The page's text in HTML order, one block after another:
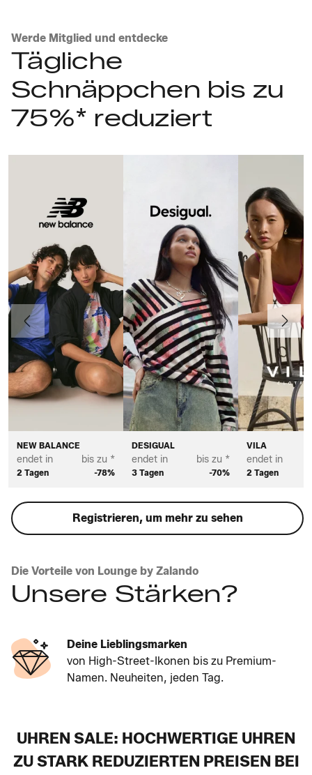
Werde Mitglied und entdecke
Tägliche
Schnäppchen bis zu
75%* reduziert
NEW BALANCE
endet in
2 Tagen
bis zu *
-78%
DESIGUAL
endet in
3 Tagen
bis zu *
-70%
VILA
endet in
2 Tagen
Vorherige Weiter
Registrieren, um mehr zu sehen
Die Vorteile von Lounge by Zalando
Unsere Stärken?
Deine Lieblingsmarken
von High-Street-Ikonen bis zu Premium-
Namen. Neuheiten, jeden Tag.
UHREN SALE: HOCHWERTIGE UHREN
ZU STARK REDUZIERTEN PREISEN BEI